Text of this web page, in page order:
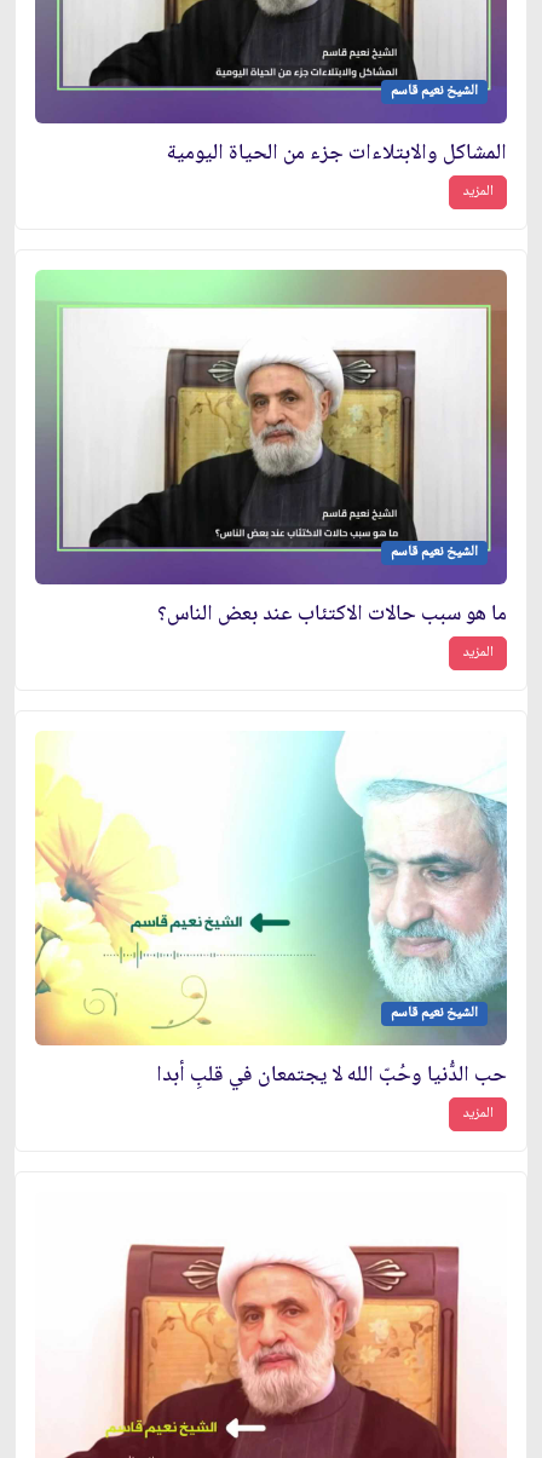
الشيخ نعيم قاسم
المشاكل والابتلاءات جزء من الحياة اليومية
المزيد
الشيخ نعيم قاسم
ما هو سبب حالات الاكتئاب عند بعض الناس؟
المزيد
الشيخ نعيم قاسم
حب الدُّنيا وحُبّ الله لا يجتمعان في قلبِ أبدا
المزيد